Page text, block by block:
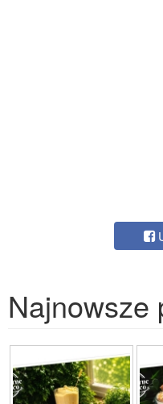
Najnowsze